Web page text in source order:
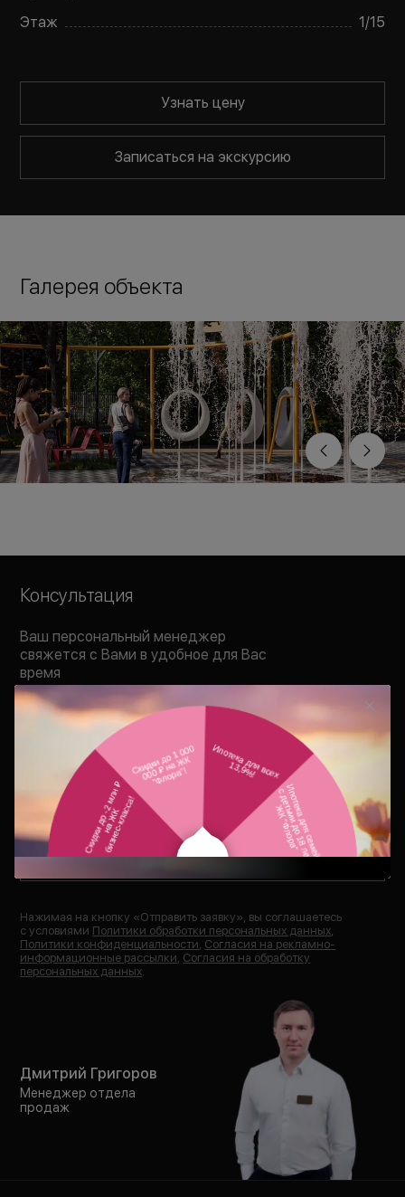
Этаж
1/15
Узнать цену
Записаться на экскурсию
Галерея объекта
Консультация
Ваш персональный менеджер
свяжется с Вами в удобное для Вас
время
В течение 15 минут
Отправить заявку
Нажимая на кнопку «Отправить заявку», вы соглашаетесь
с условиями Политики обработки персональных данных,
Политики конфиденциальности, Согласия на рекламно-
информационные рассылки, Согласия на обработку
персональных данных.
Дмитрий Григоров
Менеджер отдела
продаж